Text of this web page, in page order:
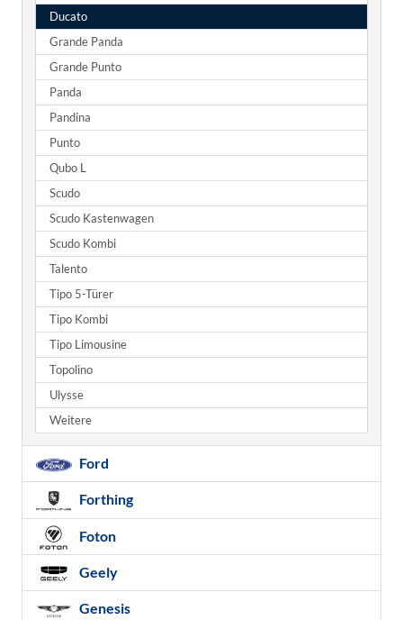
Ducato
Grande Panda
Grande Punto
Panda
Pandina
Punto
Qubo L
Scudo
Scudo Kastenwagen
Scudo Kombi
Talento
Tipo 5-Türer
Tipo Kombi
Tipo Limousine
Topolino
Ulysse
Weitere
Ford
Forthing
Foton
Geely
Genesis